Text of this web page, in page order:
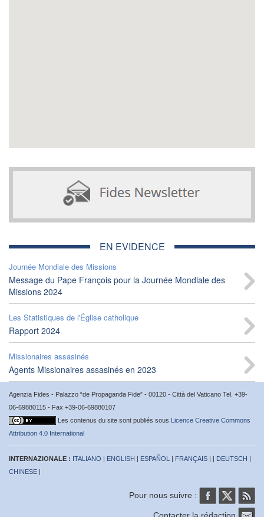
EN EVIDENCE
Journée Mondiale des Missions
Message du Pape François pour la Journée Mondiale des
Missions 2024
Les Statistiques de l'Église catholique
Rapport 2024
Missionaires assasinés
Agents Missionaires assasinés en 2023
Agenzia Fides - Palazzo “de Propaganda Fide” - 00120 - Città del Vaticano Tel. +39-
06-69880115 - Fax +39-06-69880107
Les contenus du site sont publiés sous Licence Creative Commons
Attribution 4.0 International
INTERNAZIONALE : ITALIANO | ENGLISH | ESPAÑOL | FRANÇAIS | | DEUTSCH |
CHINESE |
Pour nous suivre :
Contacter la rédaction